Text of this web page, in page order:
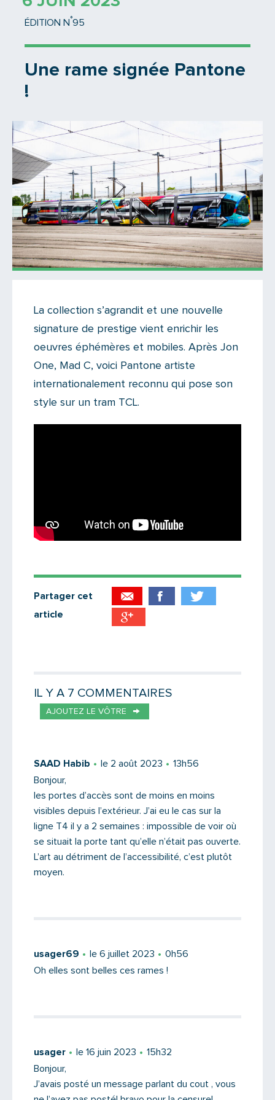
ÉDITION N °95
Une rame signée Pantone
!
Il y a 7 commentaires sur cet article
Ajoutez le vôtre
La collection s’agrandit et une nouvelle
signature de prestige vient enrichir les
oeuvres éphémères et mobiles. Après Jon
One, Mad C, voici Pantone artiste
internationalement reconnu qui pose son
style sur un tram TCL.
Partager cet
article
Message
IL Y A 7 COMMENTAIRES
AJOUTEZ LE VÔTRE
SAAD Habib le 2 août 2023
13h56
Bonjour,
les portes d’accès sont de moins en moins
visibles depuis l’extérieur. J’ai eu le cas sur la
ligne T4 il y a 2 semaines : impossible de voir où
se situait la porte tant qu’elle n’était pas ouverte.
L’art au détriment de l’accessibilité, c’est plutôt
moyen.
usager69 le 6 juillet 2023
0h56
Oh elles sont belles ces rames !
usager le 16 juin 2023
15h32
Bonjour,
J’avais posté un message parlant du cout , vous